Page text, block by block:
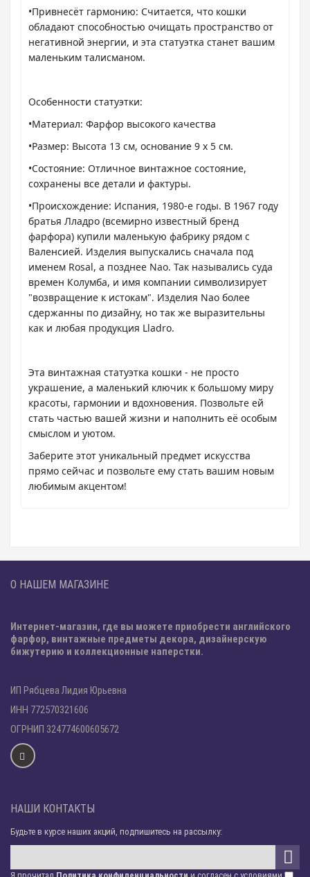
•Привнесёт гармонию: Считается, что кошки
обладают способностью очищать пространство от
негативной энергии, и эта статуэтка станет вашим
маленьким талисманом.
Особенности статуэтки:
•Материал: Фарфор высокого качества
•Размер: Высота 13 см, основание 9 х 5 см.
•Состояние: Отличное винтажное состояние,
сохранены все детали и фактуры.
•Происхождение: Испания, 1980-е годы. В 1967 году
братья Лладро (всемирно известный бренд
фарфора) купили маленькую фабрику рядом с
Валенсией. Изделия выпускались сначала под
именем Rosal, а позднее Naо. Так назывались суда
времен Колумба, и имя компании символизирует
"возвращение к истокам". Изделия Nao более
сдержанны по дизайну, но так же выразительны
как и любая продукция Lladro.
Эта винтажная статуэтка кошки - не просто
украшение, а маленький ключик к большому миру
красоты, гармонии и вдохновения. Позвольте ей
стать частью вашей жизни и наполнить её особым
смыслом и уютом.
Заберите этот уникальный предмет искусства
прямо сейчас и позвольте ему стать вашим новым
любимым акцентом!
О НАШЕМ МАГАЗИНЕ
Интернет-магазин, где вы можете приобрести английского
фарфор, винтажные предметы декора, дизайнерскую
бижутерию и коллекционные наперстки.
ИП Рябцева Лидия Юрьевна
ИНН 772570321606
ОГРНИП 324774600605672
НАШИ КОНТАКТЫ
Будьте в курсе наших акций, подпишитесь на рассылку: